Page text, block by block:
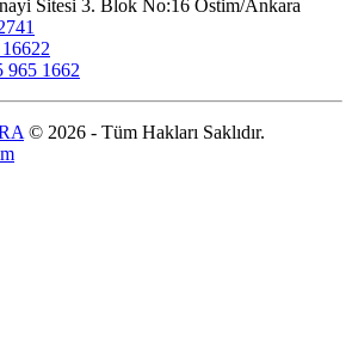
Sitesi 3. Blok No:16 Ostim/Ankara
965 1662
© 2026 - Tüm Hakları Saklıdır.